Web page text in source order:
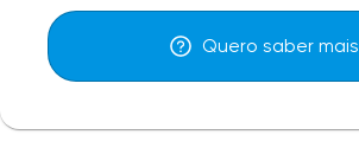
Quero saber mais